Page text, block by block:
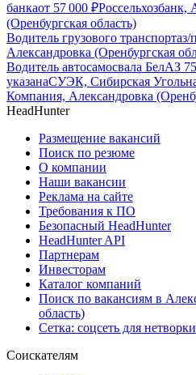
банкаот 57 000 ₽Россельхозбанк,
(Оренбургская область)
Водитель грузового транспортаз/
Александровка (Оренбургская
Водитель автосамосвала БелАЗ
указанаСУЭК, Сибирская
Компания, Александровка
HeadHunter
Размещение вакансий
Поиск по резюме
О компании
Наши вакансии
Реклама на сайте
Требования к ПО
Безопасный HeadHunter
HeadHunter API
Партнерам
Инвесторам
Каталог компаний
Поиск по вакансиям в
область)
Сетка: соцсеть для
Соискателям